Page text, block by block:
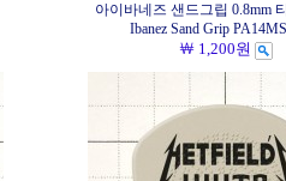
아이바네즈 샌드그립 0.8mm
Ibanez Sand Grip
￦ 1,200원